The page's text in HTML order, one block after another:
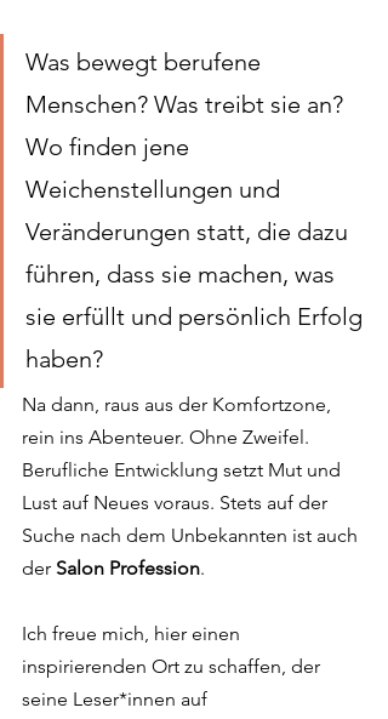
Was bewegt berufene
Menschen? Was treibt sie an?
Wo finden jene
Weichenstellungen und
Veränderungen statt, die dazu
führen, dass sie machen, was
sie erfüllt und persönlich Erfolg
haben?
Na dann, raus aus der Komfortzone,
rein ins Abenteuer. Ohne Zweifel.
Berufliche Entwicklung setzt Mut und
Lust auf Neues voraus. Stets auf der
Suche nach dem Unbekannten ist auch
der Salon Profession.
Ich freue mich, hier einen
inspirierenden Ort zu schaffen, der
seine Leser*innen auf